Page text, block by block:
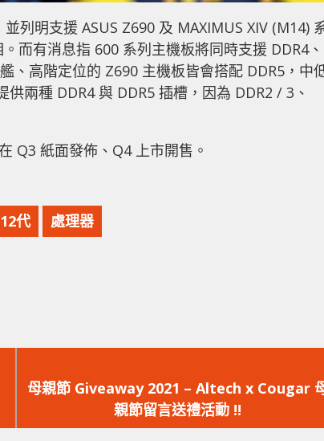
列明支援 ASUS Z690 及 MAXIMUS XIV (M14)
而有消息指 600 系列主機板將同時支援 DDR4、
、高階定位的 Z690 主機板皆會搭配 DDR5，中
兩種 DDR4 與 DDR5 插槽，因為 DDR2 / 3、
Q3 紙面發佈、Q4 上市開售。
代 處理器
一
篇
文
母親節 Giveaway 2021 – Altech x Cougar
親節留言送禮活動 !!